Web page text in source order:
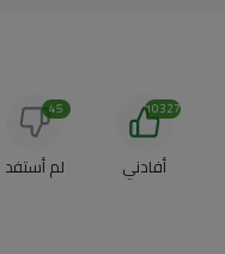
أفادني
10327
لم أستفد
45